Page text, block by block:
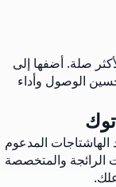
صلة. أضفها إلى
الوصول وأداء
المدعوم
الرائجة والمتخصصة